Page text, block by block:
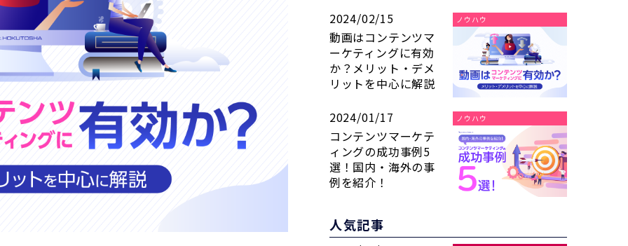
2024/02/15
動画はコンテンツマ
ーケティングに有効
か？メリット・デメ
リットを中心に解説
ノウハウ
2024/01/17
コンテンツマーケテ
ィングの成功事例5
選！国内・海外の事
例を紹介！
ノウハウ
人気記事